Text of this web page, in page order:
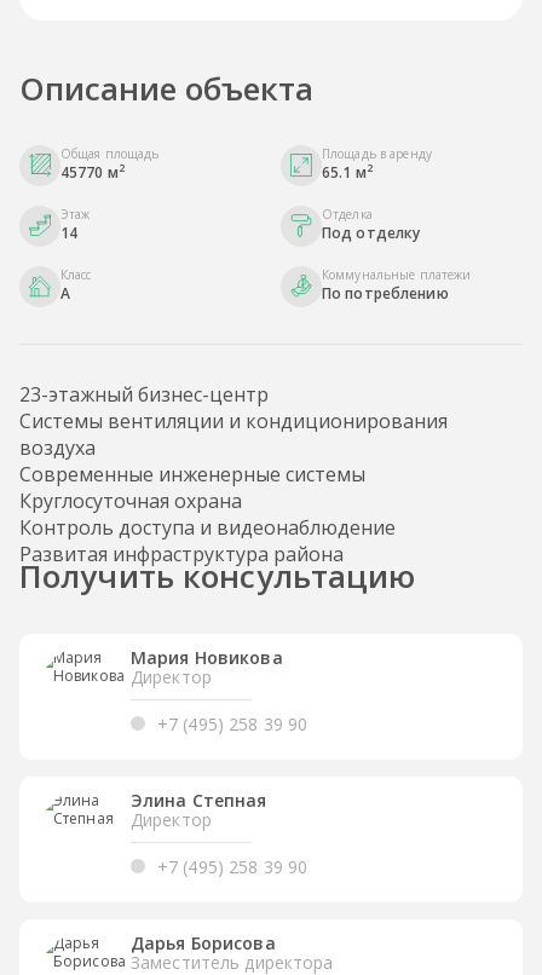
Описание объекта
Общая площадь
45770 м2
Площадь в аренду
65.1 м2
Этаж
14
Отделка
Под отделку
Класс
A
Коммунальные платежи
По потреблению
23-этажный бизнес-центр
Системы вентиляции и кондиционирования
воздуха
Современные инженерные системы
Круглосуточная охрана
Контроль доступа и видеонаблюдение
Развитая инфраструктура района
Получить консультацию
Мария Новикова
Директор
+7 (495) 258 39 90
Элина Степная
Директор
+7 (495) 258 39 90
Дарья Борисова
Заместитель директора